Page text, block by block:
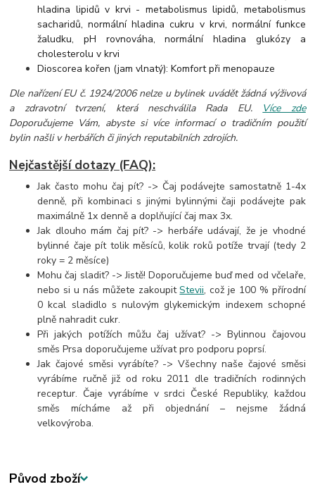
hladina lipidů v krvi - metabolismus lipidů, metabolismus
sacharidů, normální hladina cukru v krvi, normální funkce
žaludku, pH rovnováha, normální hladina glukózy a
cholesterolu v krvi
Dioscorea kořen (jam vlnatý):Komfort při menopauze
Dle nařízení EU č. 1924/2006 nelze u bylinek uvádět žádná výživová
a zdravotní tvrzení, která neschválila Rada EU. Více zde
Doporučujeme Vám, abyste si více informací o tradičním použití
bylin našli v herbářích či jiných reputabilních zdrojích.
Nejčastější dotazy (FAQ):
Jak často mohu čaj pít? -> Čaj podávejte samostatně 1-4x
denně, při kombinaci s jinými bylinnými čajipodávejte pak
maximálně 1x denně a doplňující čaj max 3x.
Jak dlouho mám čaj pít? -> herbáře udávají, že je vhodné
bylinné čaje pít tolik měsíců, kolik roků potíže trvají (tedy 2
roky = 2 měsíce)
Mohu čaj sladit? -> Jistě! Doporučujeme buď med od včelaře,
nebo si u nás můžete zakoupitStevii, což je 100 % přírodní
0 kcal sladidlo s nulovým glykemickým indexem schopné
plně nahradit cukr.
Při jakých potížích můžu čaj užívat? -> Bylinnou čajovou
směs Prsa doporučujeme užívat pro podporu poprsí.
Jak čajové směsi vyrábíte? -> Všechny naše čajové směsi
vyrábíme ručně již od roku 2011 dle tradičních rodinných
receptur. Čaje vyrábíme v srdci České Republiky, každou
směs mícháme až při objednání – nejsme žádná
velkovýroba.
Původ zboží